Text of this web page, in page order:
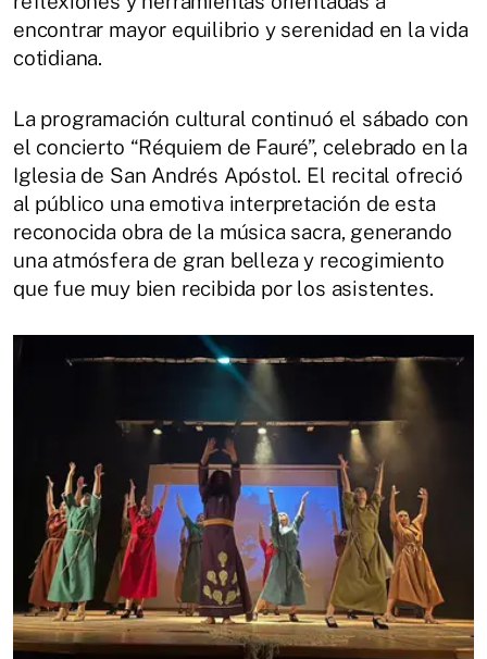
encontrar mayor equilibrio y serenidad en la vida
cotidiana.
La programación cultural continuó el sábado con
el concierto “Réquiem de Fauré”, celebrado en la
Iglesia de San Andrés Apóstol. El recital ofreció
al público una emotiva interpretación de esta
reconocida obra de la música sacra, generando
una atmósfera de gran belleza y recogimiento
que fue muy bien recibida por los asistentes.